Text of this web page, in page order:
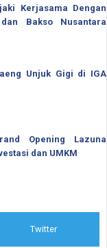
Kerjasama Dengan
Bakso Nusantara
Unjuk Gigi di IGA
Opening Lazuna
dan UMKM
Twitter